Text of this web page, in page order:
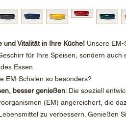
und Vitalität in Ihre Küche! Unsere
für Ihre Speisen, sondern auch
Essen.
EM-Schalen so besonders?
besser genießen: Die speziell
(EM) angereichert, die
zu verbessern. Genießen